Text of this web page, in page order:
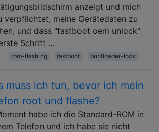
anzeigt und mich
verpflichtet, meine Gerätedaten zu
und dass "fastboot oem unlock"
Schritt …
rom-flashing fastboot bootloader-lock
muss ich tun, bevor ich mein
root und flashe?
habe ich die Standard-ROM in
Telefon und ich habe sie nicht